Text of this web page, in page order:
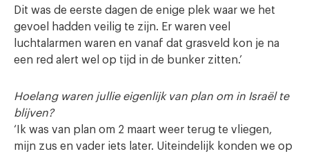
Dit was de eerste dagen de enige plek waar we het
gevoel hadden veilig te zijn. Er waren veel
luchtalarmen waren en vanaf dat grasveld kon je na
een red alert wel op tijd in de bunker zitten.’
Hoelang waren jullie eigenlijk van plan om in Israël te
blijven?
‘Ik was van plan om 2 maart weer terug te vliegen,
mijn zus en vader iets later. Uiteindelijk konden we op